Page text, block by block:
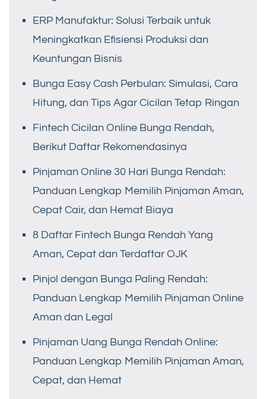
ERP Manufaktur: Solusi Terbaik untuk
Meningkatkan Efisiensi Produksi dan
Keuntungan Bisnis
Bunga Easy Cash Perbulan: Simulasi, Cara
Hitung, dan Tips Agar Cicilan Tetap Ringan
Fintech Cicilan Online Bunga Rendah,
Berikut Daftar Rekomendasinya
Pinjaman Online 30 Hari Bunga Rendah:
Panduan Lengkap Memilih Pinjaman Aman,
Cepat Cair, dan Hemat Biaya
8 Daftar Fintech Bunga Rendah Yang
Aman, Cepat dan Terdaftar OJK
Pinjol dengan Bunga Paling Rendah:
Panduan Lengkap Memilih Pinjaman Online
Aman dan Legal
Pinjaman Uang Bunga Rendah Online:
Panduan Lengkap Memilih Pinjaman Aman,
Cepat, dan Hemat